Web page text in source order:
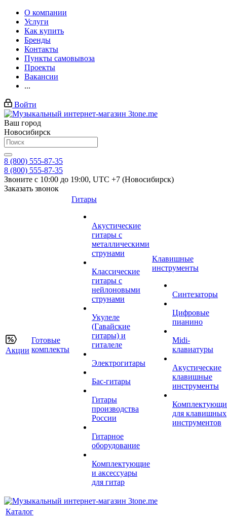
О компании
Услуги
Как купить
Бренды
Контакты
Пункты самовывоза
Проекты
Вакансии
...
Войти
Ваш город
Новосибирск
8 (800) 555-87-35
8 (800) 555-87-35
Звоните с 10:00 до 19:00, UTC +7 (Новосибирск)
Заказать звонок
Акции
Готовые
комплекты
Гитары
Акустические
гитары с
металлическими
струнами
Классические
гитары с
нейлоновыми
струнами
Укулеле
(Гавайские
гитары) и
гиталеле
Электрогитары
Бас-гитары
Гитары
производства
России
Гитарное
оборудование
Комплектующие
и аксессуары
для гитар
Клавишные
инструменты
Синтезаторы
Цифровые
пианино
Midi-
клавиатуры
Акустические
клавишные
инструменты
для клавишных
инструментов
Каталог